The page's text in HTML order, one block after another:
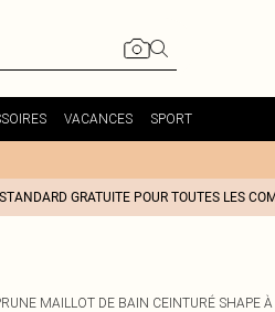
VACANCES SPORT
GRATUITE POUR TOUTES LES
MAILLOT DE BAIN CEINTURÉ SHAPE